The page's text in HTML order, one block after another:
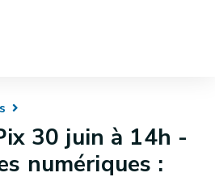
30 juin à 14h -
numériques :